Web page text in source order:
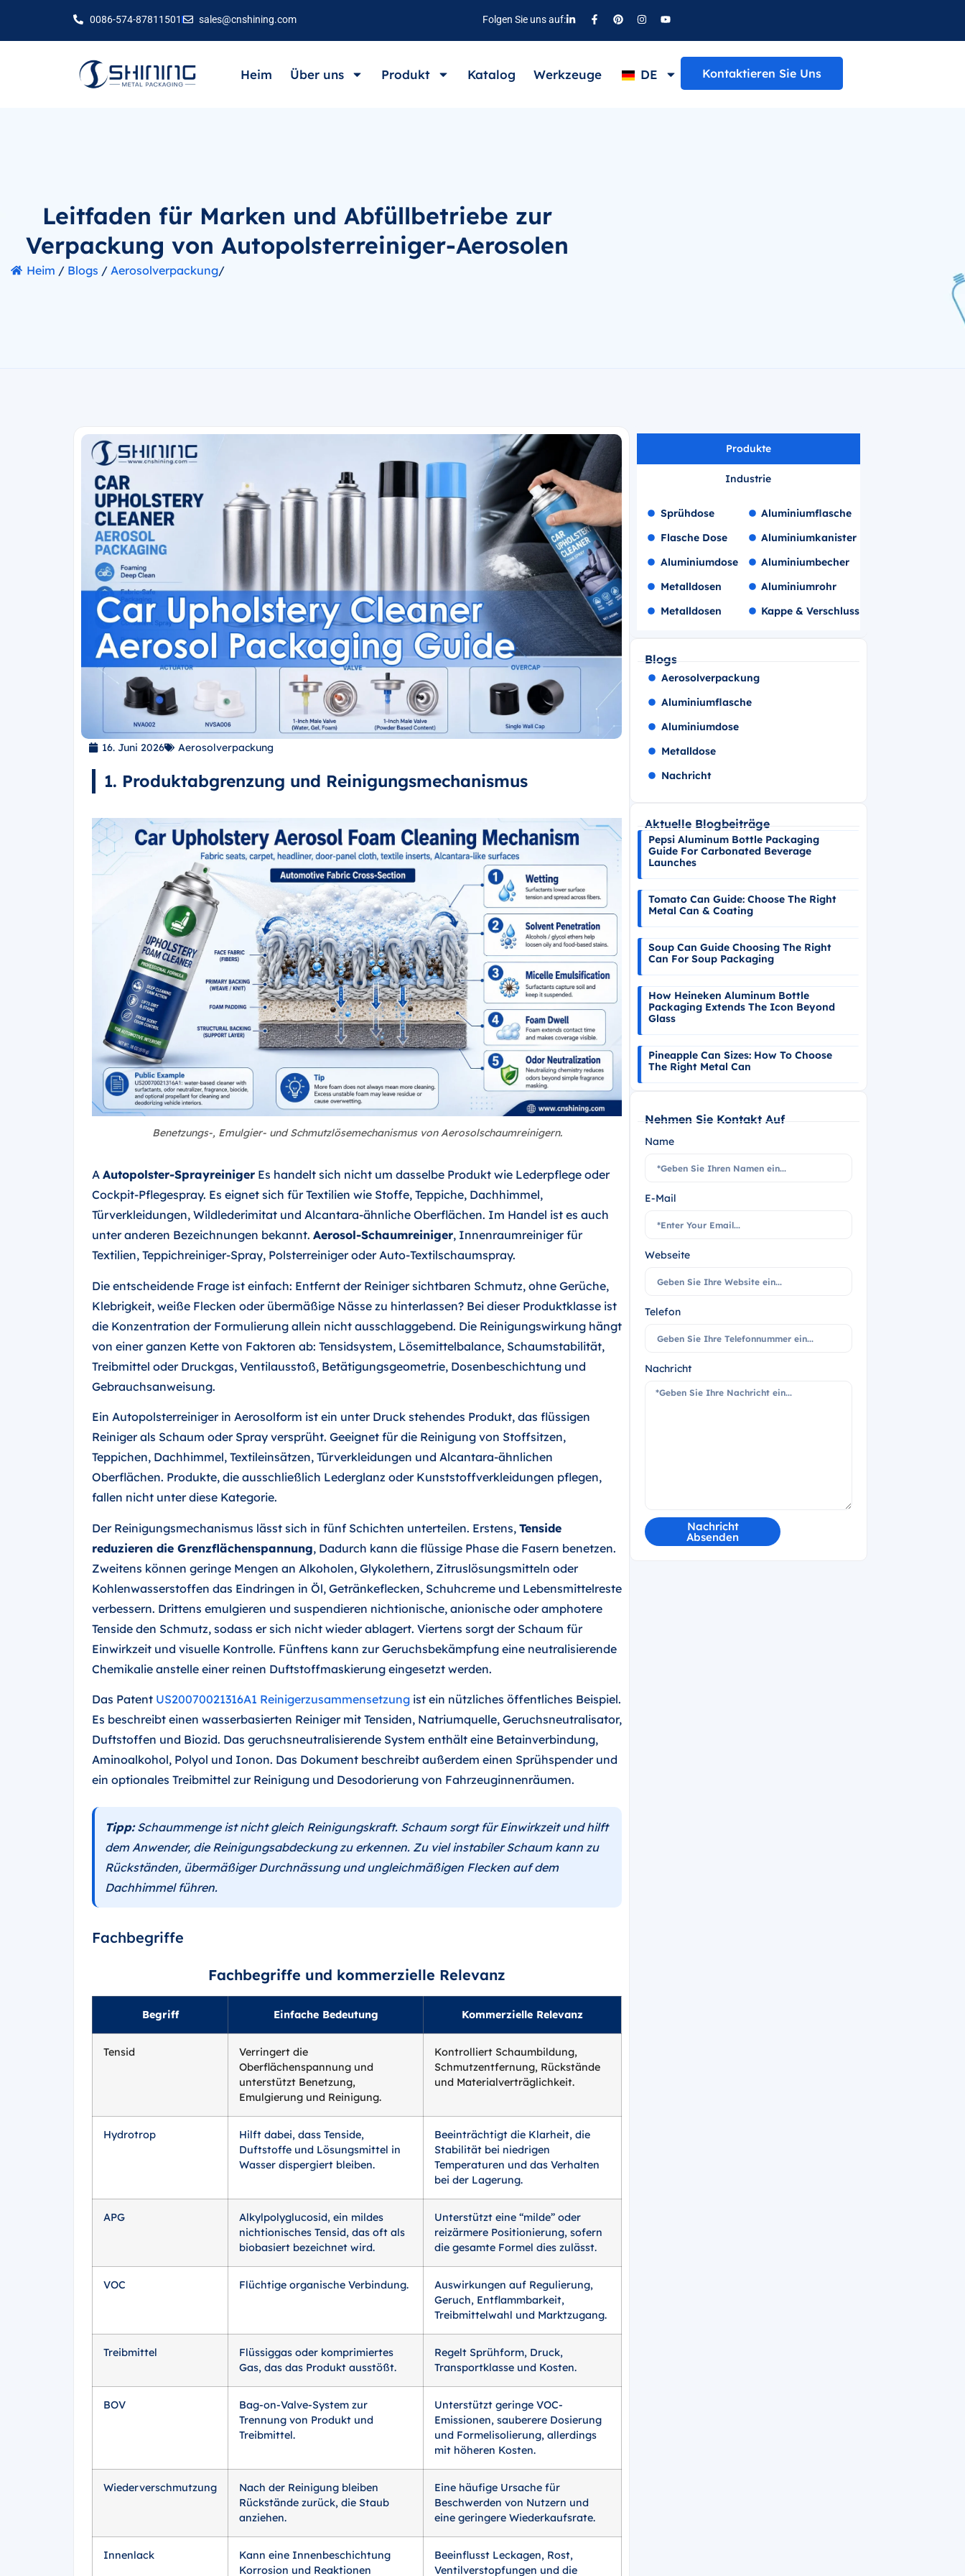
0086-574-87811501 sales@cnshining.com Folgen Sie uns auf:
Heim Über uns Produkt Katalog Werkzeuge DE Kontaktieren Sie Uns
Leitfaden für Marken und Abfüllbetriebe zur
Verpackung von Autopolsterreiniger-Aerosolen
Heim / Blogs / Aerosolverpackung/
16. Juni 2026 Aerosolverpackung
1. Produktabgrenzung und Reinigungsmechanismus
Benetzungs-, Emulgier- und Schmutzlösemechanismus von Aerosolschaumreinigern.
A Autopolster-Sprayreiniger Es handelt sich nicht um dasselbe Produkt wie Lederpflege oder
Cockpit-Pflegespray. Es eignet sich für Textilien wie Stoffe, Teppiche, Dachhimmel,
Türverkleidungen, Wildlederimitat und Alcantara-ähnliche Oberflächen. Im Handel ist es auch
unter anderen Bezeichnungen bekannt. Aerosol-Schaumreiniger, Innenraumreiniger für
Textilien, Teppichreiniger-Spray, Polsterreiniger oder Auto-Textilschaumspray.
Die entscheidende Frage ist einfach: Entfernt der Reiniger sichtbaren Schmutz, ohne Gerüche,
Klebrigkeit, weiße Flecken oder übermäßige Nässe zu hinterlassen? Bei dieser Produktklasse ist
die Konzentration der Formulierung allein nicht ausschlaggebend. Die Reinigungswirkung hängt
von einer ganzen Kette von Faktoren ab: Tensidsystem, Lösemittelbalance, Schaumstabilität,
Treibmittel oder Druckgas, Ventilausstoß, Betätigungsgeometrie, Dosenbeschichtung und
Gebrauchsanweisung.
Ein Autopolsterreiniger in Aerosolform ist ein unter Druck stehendes Produkt, das flüssigen
Reiniger als Schaum oder Spray versprüht. Geeignet für die Reinigung von Stoffsitzen,
Teppichen, Dachhimmel, Textileinsätzen, Türverkleidungen und Alcantara-ähnlichen
Oberflächen. Produkte, die ausschließlich Lederglanz oder Kunststoffverkleidungen pflegen,
fallen nicht unter diese Kategorie.
Der Reinigungsmechanismus lässt sich in fünf Schichten unterteilen. Erstens, Tenside
reduzieren die Grenzflächenspannung, Dadurch kann die flüssige Phase die Fasern benetzen.
Zweitens können geringe Mengen an Alkoholen, Glykolethern, Zitruslösungsmitteln oder
Kohlenwasserstoffen das Eindringen in Öl, Getränkeflecken, Schuhcreme und Lebensmittelreste
verbessern. Drittens emulgieren und suspendieren nichtionische, anionische oder amphotere
Tenside den Schmutz, sodass er sich nicht wieder ablagert. Viertens sorgt der Schaum für
Einwirkzeit und visuelle Kontrolle. Fünftens kann zur Geruchsbekämpfung eine neutralisierende
Chemikalie anstelle einer reinen Duftstoffmaskierung eingesetzt werden.
Das Patent US20070021316A1 Reinigerzusammensetzung ist ein nützliches öffentliches Beispiel.
Es beschreibt einen wasserbasierten Reiniger mit Tensiden, Natriumquelle, Geruchsneutralisator,
Duftstoffen und Biozid. Das geruchsneutralisierende System enthält eine Betainverbindung,
Aminoalkohol, Polyol und Ionon. Das Dokument beschreibt außerdem einen Sprühspender und
ein optionales Treibmittel zur Reinigung und Desodorierung von Fahrzeuginnenräumen.
Tipp:Schaummenge ist nicht gleich Reinigungskraft. Schaum sorgt für Einwirkzeit und hilft
dem Anwender, die Reinigungsabdeckung zu erkennen. Zu viel instabiler Schaum kann zu
Rückständen, übermäßiger Durchnässung und ungleichmäßigen Flecken auf dem
Dachhimmel führen.
Fachbegriffe
Fachbegriffe und kommerzielle Relevanz
Begriff Einfache Bedeutung Kommerzielle Relevanz
Tensid
Verringert die
Oberflächenspannung und
unterstützt Benetzung,
Emulgierung und Reinigung.
Kontrolliert Schaumbildung,
Schmutzentfernung, Rückstände
und Materialverträglichkeit.
Hydrotrop
Hilft dabei, dass Tenside,
Duftstoffe und Lösungsmittel in
Wasser dispergiert bleiben.
Beeinträchtigt die Klarheit, die
Stabilität bei niedrigen
Temperaturen und das Verhalten
bei der Lagerung.
APG
Alkylpolyglucosid, ein mildes
nichtionisches Tensid, das oft als
biobasiert bezeichnet wird.
Unterstützt eine “milde” oder
reizärmere Positionierung, sofern
die gesamte Formel dies zulässt.
VOC Flüchtige organische Verbindung.
Auswirkungen auf Regulierung,
Geruch, Entflammbarkeit,
Treibmittelwahl und Marktzugang.
Treibmittel
Flüssiggas oder komprimiertes
Gas, das das Produkt ausstößt.
Regelt Sprühform, Druck,
Transportklasse und Kosten.
BOV
Bag-on-Valve-System zur
Trennung von Produkt und
Treibmittel.
Unterstützt geringe VOC-
Emissionen, sauberere Dosierung
und Formelisolierung, allerdings
mit höheren Kosten.
Wiederverschmutzung
Nach der Reinigung bleiben
Rückstände zurück, die Staub
anziehen.
Eine häufige Ursache für
Beschwerden von Nutzern und
eine geringere Wiederkaufsrate.
Innenlack
Kann eine Innenbeschichtung
Korrosion und Reaktionen
Beeinflusst Leckagen, Rost,
Ventilverstopfungen und die
Produkte
Industrie
Sprühdose
Flasche Dose
Aluminiumdose
Metalldosen
Metalldosen
Aluminiumflasche
Aluminiumkanister
Aluminiumbecher
Aluminiumrohr
Kappe & Verschluss
Blogs
Aerosolverpackung
Aluminiumflasche
Aluminiumdose
Metalldose
Nachricht
Aktuelle Blogbeiträge
Pepsi Aluminum Bottle Packaging
Guide For Carbonated Beverage
Launches
Tomato Can Guide: Choose The Right
Metal Can & Coating
Soup Can Guide Choosing The Right
Can For Soup Packaging
How Heineken Aluminum Bottle
Packaging Extends The Icon Beyond
Glass
Pineapple Can Sizes: How To Choose
The Right Metal Can
Nehmen Sie Kontakt Auf
Name
E-Mail
Webseite
Telefon
Nachricht
Nachricht
Absenden